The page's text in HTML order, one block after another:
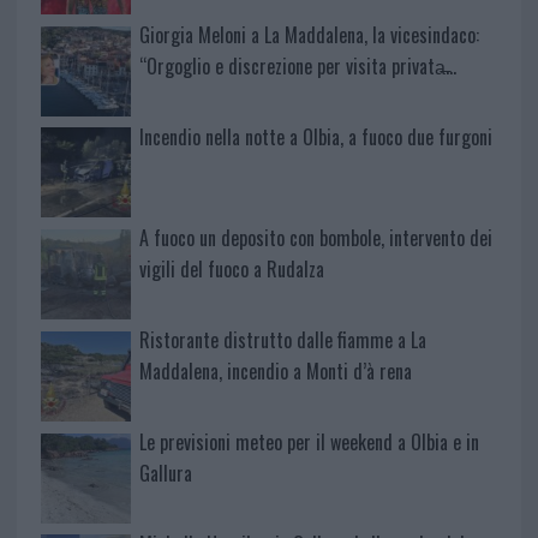
Giorgia Meloni a La Maddalena, la vicesindaco:
“Orgoglio e discrezione per visita privata̶…
Incendio nella notte a Olbia, a fuoco due furgoni
A fuoco un deposito con bombole, intervento dei
vigili del fuoco a Rudalza
Ristorante distrutto dalle fiamme a La
Maddalena, incendio a Monti d’à rena
Le previsioni meteo per il weekend a Olbia e in
Gallura